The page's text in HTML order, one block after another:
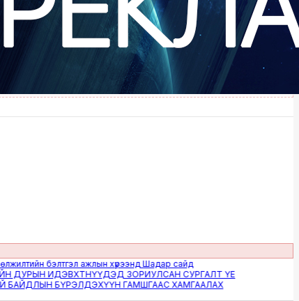
бэлтгэл ажлын хүрээнд Шадар сайд
ИДЭВХТНҮҮДЭД ЗОРИУЛСАН СУРГАЛТ ҮЕ
БҮРЭЛДЭХҮҮН ГАМШГААС ХАМГААЛАХ